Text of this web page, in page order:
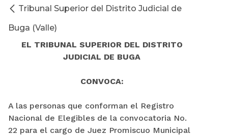
Tribunal Superior del Distrito Judicial de
Buga (Valle)
EL TRIBUNAL SUPERIOR DEL DISTRITO
JUDICIAL DE BUGA
CONVOCA:
A las personas que conforman el Registro
Nacional de Elegibles de la convocatoria No.
22 para el cargo de Juez Promiscuo Municipal